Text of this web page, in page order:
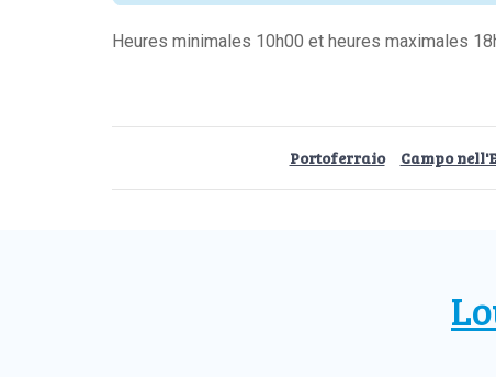
Heures minimales 10h00 et heures maximales
Portoferraio Campo